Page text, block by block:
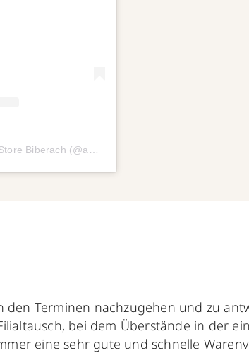
Terminen nachzugehen und zu
bei dem Überstände in der
eine sehr gute und schnelle